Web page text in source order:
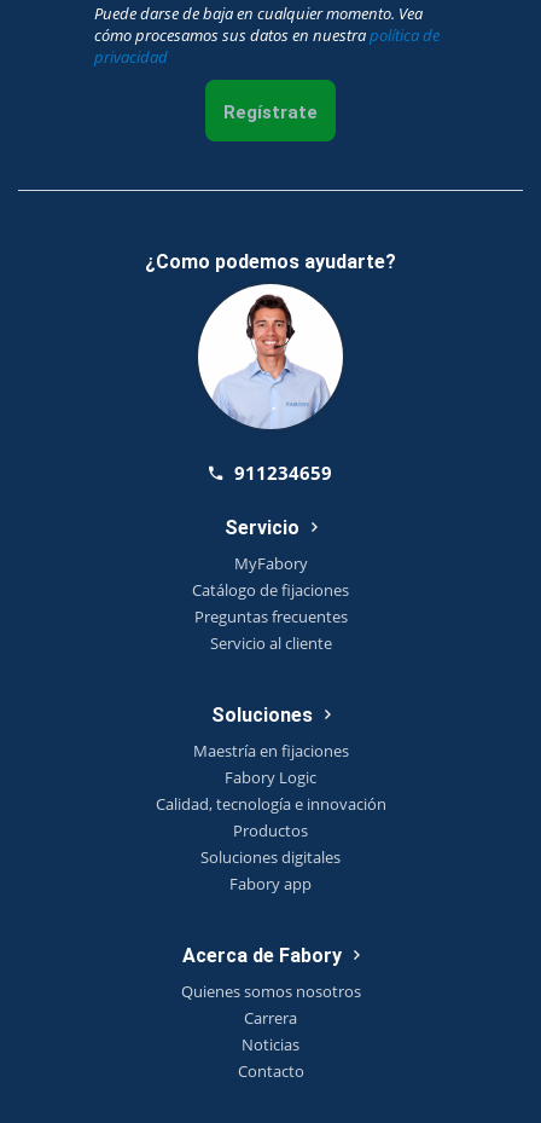
Puede darse de baja en cualquier momento. Vea
cómo procesamos sus datos en nuestrapolítica de
privacidad
Regístrate
¿Como podemos ayudarte?
911234659
Servicio
MyFabory
Catálogo de fijaciones
Preguntas frecuentes
Servicio al cliente
Soluciones
Maestría en fijaciones
Fabory Logic
Calidad, tecnología e innovación
Productos
Soluciones digitales
Fabory app
Acerca de Fabory
Quienes somos nosotros
Carrera
Noticias
Contacto